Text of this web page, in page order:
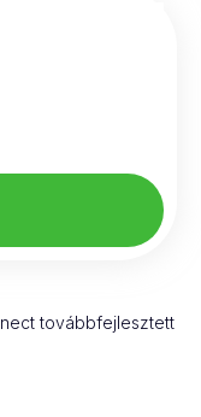
továbbfejlesztett